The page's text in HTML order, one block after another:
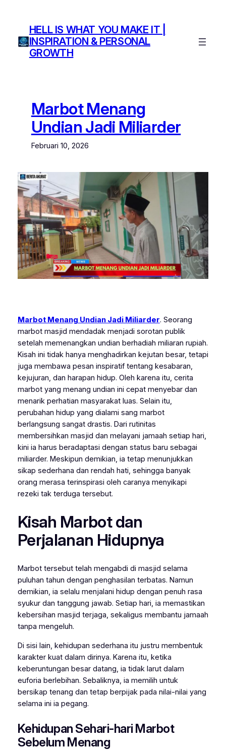
HELL IS WHAT YOU MAKE IT |
INSPIRATION & PERSONAL
GROWTH
Marbot Menang
Undian Jadi Miliarder
Februari 10, 2026
Marbot Menang Undian Jadi Miliarder. Seorang
marbot masjid mendadak menjadi sorotan publik
setelah memenangkan undian berhadiah miliaran rupiah.
Kisah ini tidak hanya menghadirkan kejutan besar, tetapi
juga membawa pesan inspiratif tentang kesabaran,
kejujuran, dan harapan hidup. Oleh karena itu, cerita
marbot yang menang undian ini cepat menyebar dan
menarik perhatian masyarakat luas. Selain itu,
perubahan hidup yang dialami sang marbot
berlangsung sangat drastis. Dari rutinitas
membersihkan masjid dan melayani jamaah setiap hari,
kini ia harus beradaptasi dengan status baru sebagai
miliarder. Meskipun demikian, ia tetap menunjukkan
sikap sederhana dan rendah hati, sehingga banyak
orang merasa terinspirasi oleh caranya menyikapi
rezeki tak terduga tersebut.
Kisah Marbot dan
Perjalanan Hidupnya
Marbot tersebut telah mengabdi di masjid selama
puluhan tahun dengan penghasilan terbatas. Namun
demikian, ia selalu menjalani hidup dengan penuh rasa
syukur dan tanggung jawab. Setiap hari, ia memastikan
kebersihan masjid terjaga, sekaligus membantu jamaah
tanpa mengeluh.
Di sisi lain, kehidupan sederhana itu justru membentuk
karakter kuat dalam dirinya. Karena itu, ketika
keberuntungan besar datang, ia tidak larut dalam
euforia berlebihan. Sebaliknya, ia memilih untuk
bersikap tenang dan tetap berpijak pada nilai-nilai yang
selama ini ia pegang.
Kehidupan Sehari-hari Marbot
Sebelum Menang